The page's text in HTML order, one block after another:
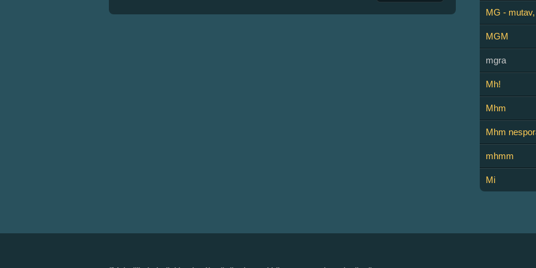
MG -
MGM
mgra
Mh!
Mhm
Mhm
mhmm
Mi